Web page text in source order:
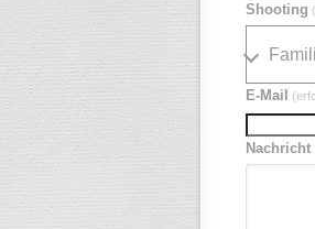
Shooting
E-Mail
Nachricht